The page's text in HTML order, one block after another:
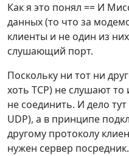
Как я это понял == И
данных (то что за
клиенты и не один из
слушающий порт.
Поскольку ни тот ни
хоть TCP) не слушают
не соединить. И дело
UDP), а в принципе
другому протоколу
нужен сервер посредник.